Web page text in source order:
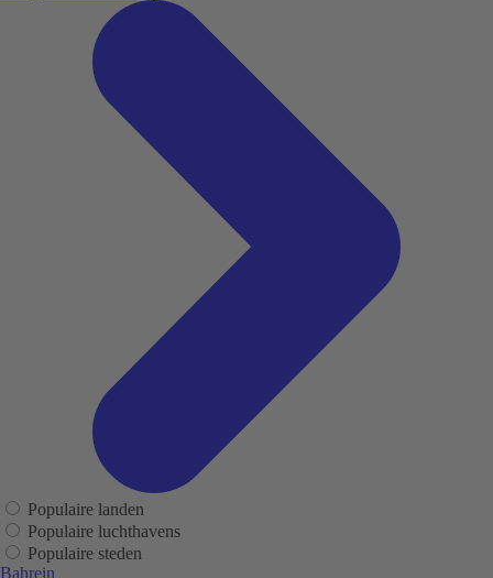
Populaire landen
Populaire luchthavens
Populaire steden
Bahrein